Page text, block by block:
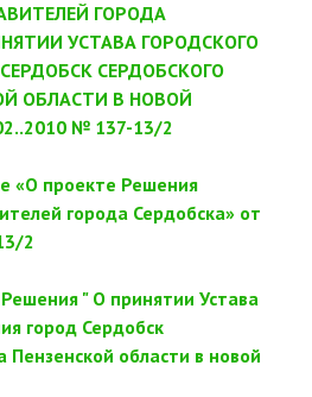
ГОРОДА
УСТАВА ГОРОДСКОГО
СЕРДОБСКОГО
ОБЛАСТИ В НОВОЙ
№ 137-13/2
«О проекте Решения
города Сердобска» от
2
" О принятии Устава
город Сердобск
Пензенской области в новой